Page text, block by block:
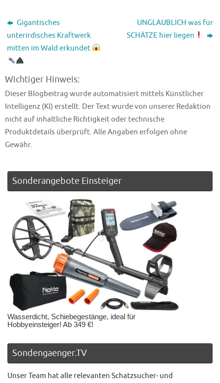
Gigantisches
unterirdisches Kraftwerk
mitten im Wald erkundet
UNGLAUBLICH was für
SCHÄTZE hier liegen
Wichtiger Hinweis:
Dieser Blogbeitrag wurde automatisiert mittels Künstlicher
Intelligenz (KI) erstellt. Der Text wurde von unserer Redaktion
nicht auf inhaltliche Richtigkeit oder technische
Produktdetails überprüft. Alle Angaben erfolgen ohne
Gewähr.
Sonderangebote Einsteiger
Wasserdicht, Schiebegestänge, ideal für
Hobbyeinsteiger! Ab 349 €!
Sondengaenger.TV
Unser Team hat alle relevanten Schatzsucher- und